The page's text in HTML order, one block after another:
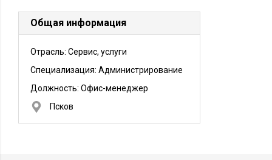
Общая информация
Отрасль: Сервис, услуги
Специализация: Администрирование
Должность: Офис-менеджер
Псков